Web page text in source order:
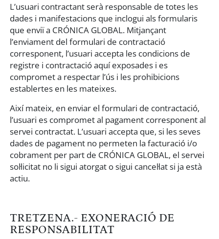
L’usuari contractant serà responsable de totes les
dades i manifestacions que inclogui als formularis
que enviï a CRÓNICA GLOBAL. Mitjançant
l’enviament del formulari de contractació
corresponent, l’usuari accepta les condicions de
registre i contractació aquí exposades i es
compromet a respectar l’ús i les prohibicions
establertes en les mateixes.
Així mateix, en enviar el formulari de contractació,
l’usuari es compromet al pagament corresponent al
servei contractat. L’usuari accepta que, si les seves
dades de pagament no permeten la facturació i/o
cobrament per part de CRÓNICA GLOBAL, el servei
sol·licitat no li sigui atorgat o sigui cancel·lat si ja està
actiu.
TRETZENA.- EXONERACIÓ DE
RESPONSABILITAT